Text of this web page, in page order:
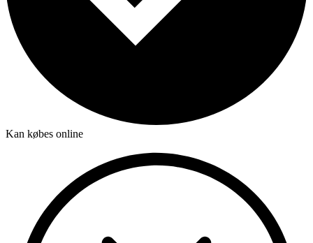
Kan købes online